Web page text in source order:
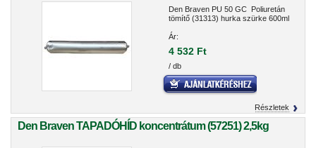
Den Braven PU 50 GC Poliuretán
tömítő (31313) hurka szürke 600ml
Ár:
4 532 Ft
/ db
Részletek
Den Braven TAPADÓHÍD koncentrátum (57251) 2,5kg